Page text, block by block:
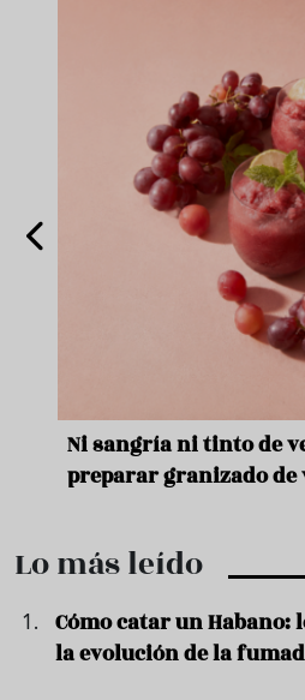
Ni sangría ni tinto de
preparar granizado de
Lo más leído
Cómo catar un
la evolución de la